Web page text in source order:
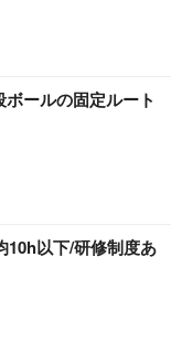
ールの固定ルート
10h以下/研修制度あ